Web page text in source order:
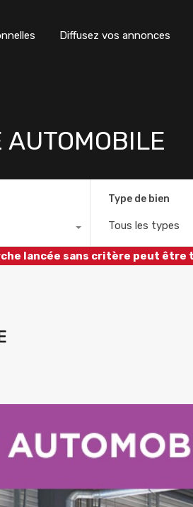
Diffusez vos annonces
AUTOMOBILE
Type de bien
Tous les types
lancée sans critère peut être